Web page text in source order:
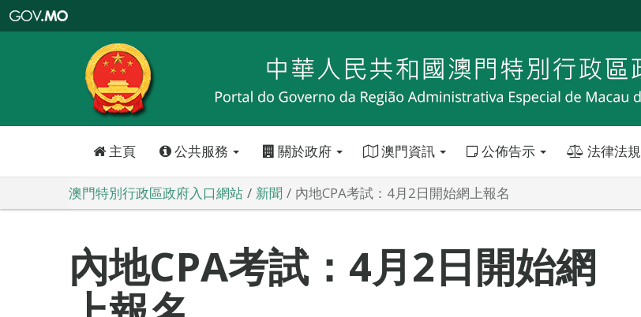
特
政
區
政
口
主頁 公共服務 關於政府 澳門資訊 公佈告示 法律法規
澳門特別行政區政府入口網站 新聞 內地CPA考試：4月2日開始網上報名
內地CPA考試：4月2日開始網